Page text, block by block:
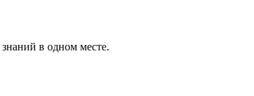
в одном месте.